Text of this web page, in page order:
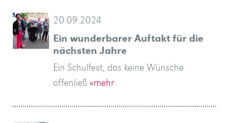
20.09.2024
Ein wunderbarer Auftakt für die
nächsten Jahre
Ein Schulfest, das keine Wünsche
offenließ »mehr